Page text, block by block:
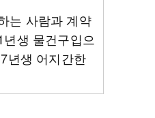
는 사람과 계약
생 물건구입으
년생 어지간한